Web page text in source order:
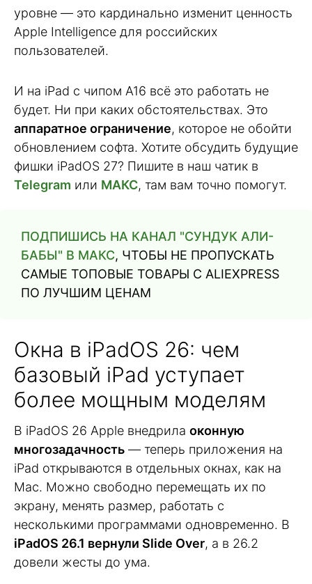
уровне — это кардинально изменит ценность
Apple Intelligence для российских
пользователей.
И на iPad с чипом A16 всё это работать не
будет. Ни при каких обстоятельствах. Это
аппаратное ограничение, которое не обойти
обновлением софта. Хотите обсудить будущие
фишки iPadOS 27? Пишите в наш чатик в
Telegram или МАКС, там вам точно помогут.
ПОДПИШИСЬ НА КАНАЛ "СУНДУК АЛИ-
БАБЫ" В МАКС, ЧТОБЫ НЕ ПРОПУСКАТЬ
САМЫЕ ТОПОВЫЕ ТОВАРЫ С ALIEXPRESS
ПО ЛУЧШИМ ЦЕНАМ
Окна в iPadOS 26: чем
базовый iPad уступает
более мощным моделям
В iPadOS 26 Apple внедрила оконную
многозадачность — теперь приложения на
iPad открываются в отдельных окнах, как на
Mac. Можно свободно перемещать их по
экрану, менять размер, работать с
несколькими программами одновременно. В
iPadOS 26.1 вернули Slide Over, а в 26.2
довели жесты до ума.